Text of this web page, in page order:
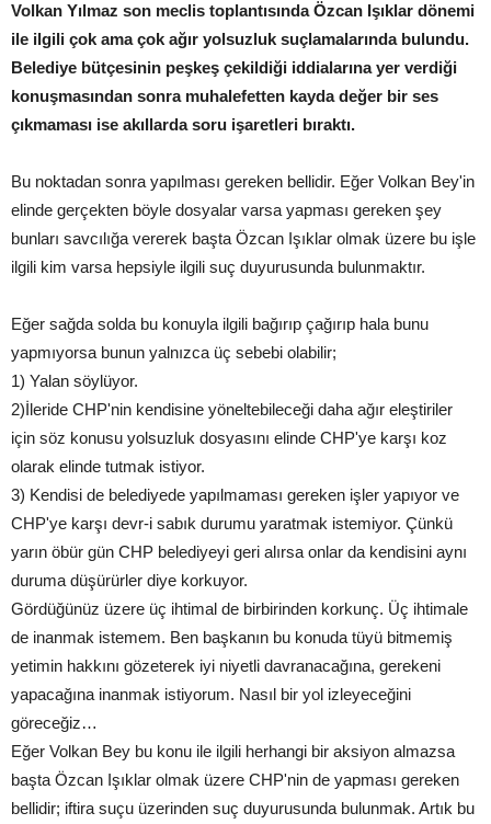
Volkan Yılmaz son meclis toplantısında Özcan Işıklar dönemi
ile ilgili çok ama çok ağır yolsuzluk suçlamalarında bulundu.
Belediye bütçesinin peşkeş çekildiği iddialarına yer verdiği
konuşmasından sonra muhalefetten kayda değer bir ses
çıkmaması ise akıllarda soru işaretleri bıraktı.
Bu noktadan sonra yapılması gereken bellidir. Eğer Volkan Bey'in
elinde gerçekten böyle dosyalar varsa yapması gereken şey
bunları savcılığa vererek başta Özcan Işıklar olmak üzere bu işle
ilgili kim varsa hepsiyle ilgili suç duyurusunda bulunmaktır.
Eğer sağda solda bu konuyla ilgili bağırıp çağırıp hala bunu
yapmıyorsa bunun yalnızca üç sebebi olabilir;
1) Yalan söylüyor.
2)İleride CHP'nin kendisine yöneltebileceği daha ağır eleştiriler
için söz konusu yolsuzluk dosyasını elinde CHP'ye karşı koz
olarak elinde tutmak istiyor.
3) Kendisi de belediyede yapılmaması gereken işler yapıyor ve
CHP'ye karşı devr-i sabık durumu yaratmak istemiyor. Çünkü
yarın öbür gün CHP belediyeyi geri alırsa onlar da kendisini aynı
duruma düşürürler diye korkuyor.
Gördüğünüz üzere üç ihtimal de birbirinden korkunç. Üç ihtimale
de inanmak istemem. Ben başkanın bu konuda tüyü bitmemiş
yetimin hakkını gözeterek iyi niyetli davranacağına, gerekeni
yapacağına inanmak istiyorum. Nasıl bir yol izleyeceğini
göreceğiz…
Eğer Volkan Bey bu konu ile ilgili herhangi bir aksiyon almazsa
başta Özcan Işıklar olmak üzere CHP'nin de yapması gereken
bellidir; iftira suçu üzerinden suç duyurusunda bulunmak. Artık bu